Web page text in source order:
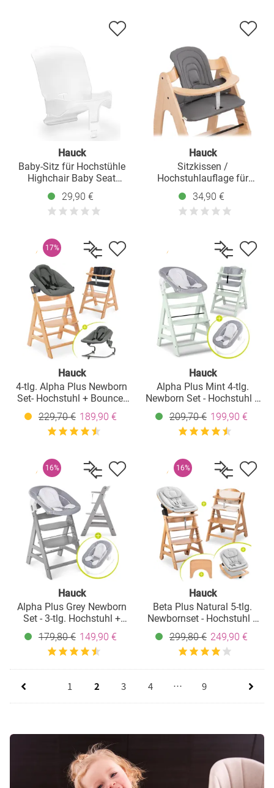
Hauck
Baby-Sitz für Hochstühle
Highchair Baby Seat
(Rückenlehne und
Schutzbügel) - White
29,90 €
Hauck
Sitzkissen /
Hochstuhlauflage für
Highchair Baby Seat - Dark
Grey
34,90 €
17%
Hauck
4-tlg. Alpha Plus Newborn
Set- Hochstuhl + Bouncer
2in1 in Dark Grey +
Sitzkissen Deluxe in
Melange Charcoal - Natur
229,70 € 189,90 €
Hauck
Alpha Plus Mint 4-tlg.
Newborn Set - Hochstuhl +
2in1 Babyaufsatz & Wippe
+ Sitzkissen - Stretch Grey
209,70 € 199,90 €
16%
Hauck
Alpha Plus Grey Newborn
Set - 3-tlg. Hochstuhl +
Neugeboreneneinsatz &
Wippe Stretch Grey
179,80 € 149,90 €
16%
Hauck
Beta Plus Natural 5-tlg.
Newbornset - Hochstuhl +
2in1 Babyaufsatz & Wippe
Eco, Essbrett, Sitzkissen -
Light Grey
299,80 € 249,90 €
1 2 3 4 … 9